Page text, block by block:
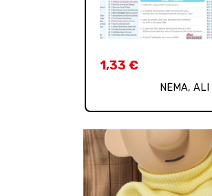
1,33€
NEMA, ALI